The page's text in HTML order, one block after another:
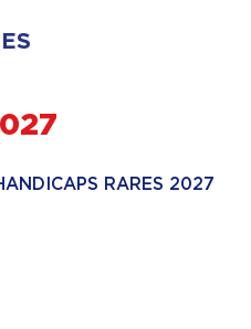
RARES 2027